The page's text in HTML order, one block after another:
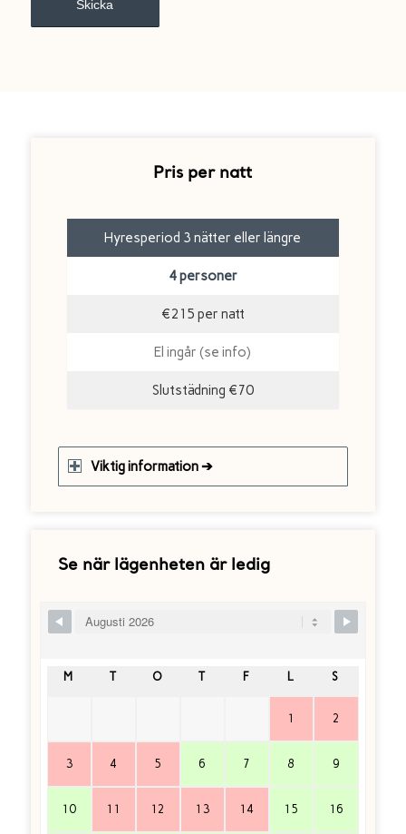
Pris per natt
Hyresperiod 3 nätter eller längre
4 personer
€215 per natt
El ingår (se info)
Slutstädning €70
Viktig information ➔
Se när lägenheten är ledig
Skip Booking Form
M T O T F L S
1 2
3 4 5 6 7 8 9
10 11 12 13 14 15 16